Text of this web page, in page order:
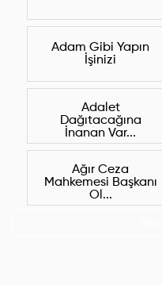
Adam Gibi Yapın
İşinizi
Adalet
Dağıtacağına
İnanan Var...
Ağır Ceza
Mahkemesi Başkanı
Ol...